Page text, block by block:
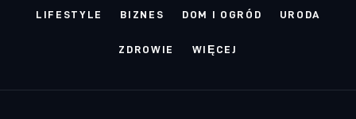
LIFESTYLE BIZNES DOM I OGRÓD URODA
ZDROWIE WIĘCEJ